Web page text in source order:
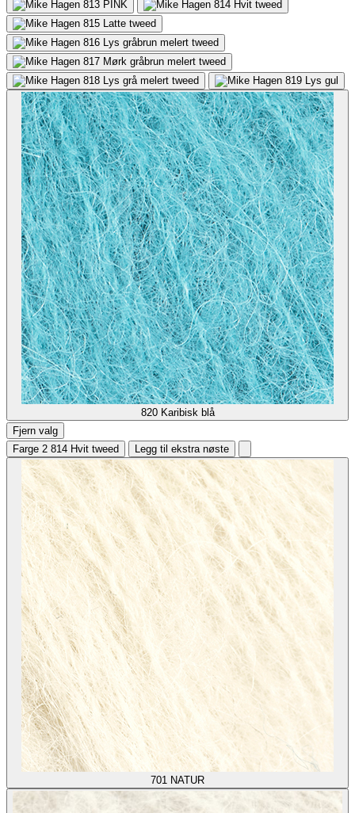
813 PINK 814 Hvit tweed
815 Latte tweed
816 Lys gråbrun melert tweed
817 Mørk gråbrun melert tweed
818 Lys grå melert tweed 819 Lys gul
820 Karibisk blå
Fjern valg
Farge 2 814 Hvit tweed Legg til ekstra nøste
701 NATUR